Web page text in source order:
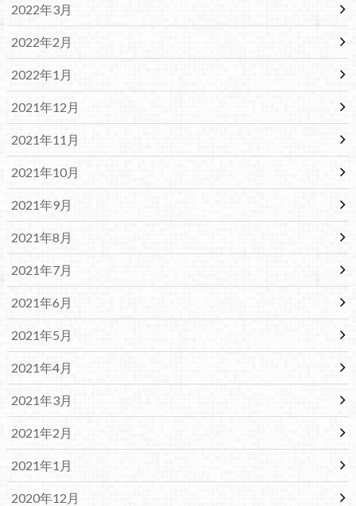
2022年3月
2022年2月
2022年1月
2021年12月
2021年11月
2021年10月
2021年9月
2021年8月
2021年7月
2021年6月
2021年5月
2021年4月
2021年3月
2021年2月
2021年1月
2020年12月